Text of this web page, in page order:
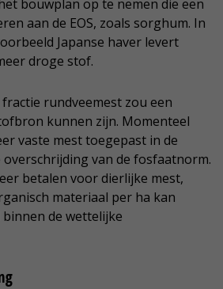
bouwplan op te nemen die een
aan de EOS, zoals sorghum. In
Japanse haver levert
droge stof.
rundveemest zou een
kunnen zijn. Momenteel
vaste mest toegepast in de
van de fosfaatnorm.
betalen voor dierlijke mest,
materiaal per ha kan
de wettelijke